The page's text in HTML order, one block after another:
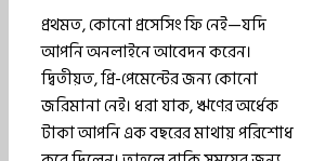
প্রথমত, কোনো প্রসেসিং ফি নেই—যদি
আপনি অনলাইনে আবেদন করেন।
দ্বিতীয়ত, প্রি-পেমেন্টের জন্য কোনো
জরিমানা নেই। ধরা যাক, ঋণের অর্ধেক
টাকা আপনি এক বছরের মাথায় পরিশোধ